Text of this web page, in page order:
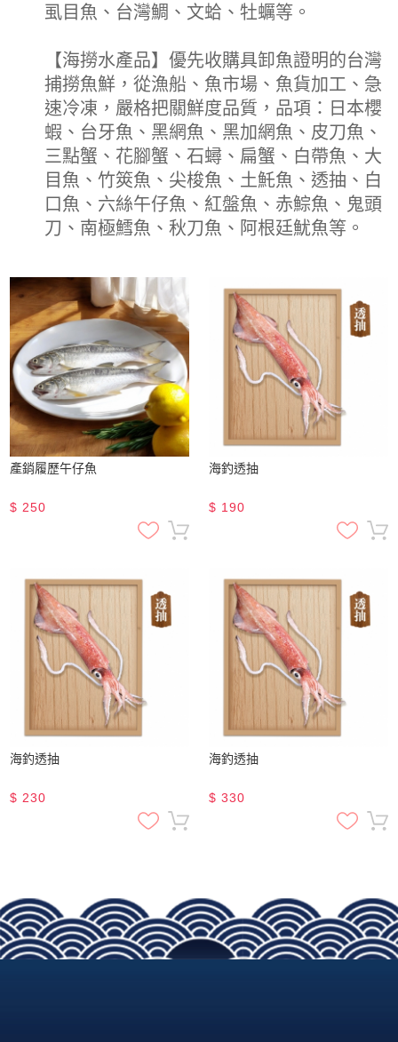
虱目魚、台灣鯛、文蛤、牡蠣等。
【海撈水產品】優先收購具卸魚證明的台灣
捕撈魚鮮，從漁船、魚市場、魚貨加工、急
速冷凍，嚴格把關鮮度品質，品項：日本櫻
蝦、台牙魚、黑網魚、黑加網魚、皮刀魚、
三點蟹、花腳蟹、石蟳、扁蟹、白帶魚、大
目魚、竹筴魚、尖梭魚、土魠魚、透抽、白
口魚、六絲午仔魚、紅盤魚、赤鯮魚、鬼頭
刀、南極鱈魚、秋刀魚、阿根廷魷魚等。
產銷履歷午仔魚
$ 250
海釣透抽
$ 190
海釣透抽
$ 230
海釣透抽
$ 330